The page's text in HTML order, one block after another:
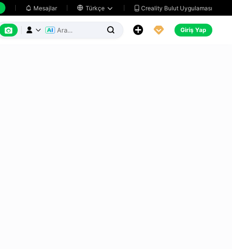
 Mesajlar  Türkçe   Creality Bulut Uygulaması
      Giriş Yap